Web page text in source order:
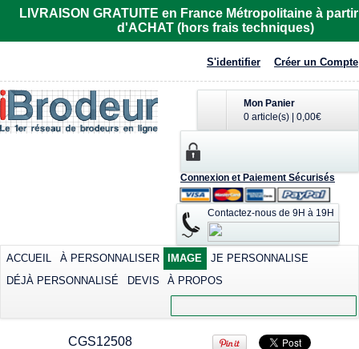
LIVRAISON GRATUITE en France Métropolitaine à
d'ACHAT (hors frais techniques)
S'identifier Créer un Compte
Mon Panier
0 article(s)
0,00€
Connexion et Paiement Sécurisés
Contactez-nous de 9H à 19H
ACCUEIL À PERSONNALISER IMAGE
JE PERSONNALISE
DÉJÀ PERSONNALISÉ
DEVIS À PROPOS
CGS12508
R6615
Imprimer dès
Tee-shirt homme
manches courtes
col rond
Imprimer dès
25,91€
Sérigraphier dès
9,02€*